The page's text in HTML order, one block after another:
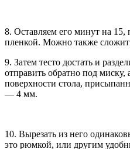
8. Оставляем его минут на
пленкой. Можно также
9. Затем тесто достать и
отправить обратно под миску,
поверхности стола,
— 4 мм.
10. Вырезать из него
это рюмкой, или другим